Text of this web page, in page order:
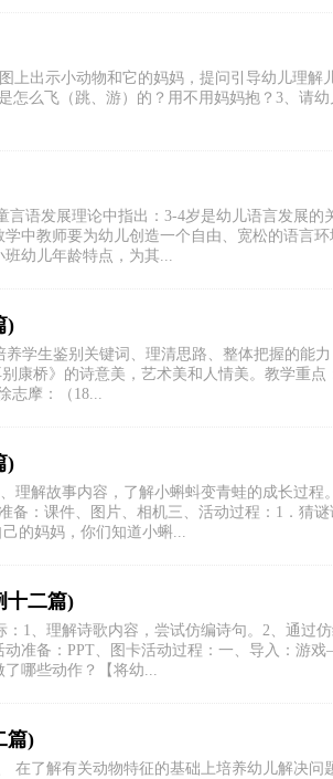
上出示小动物和它的妈妈，提问引导幼儿理解
怎么飞（跳、游）的？用不用妈妈抱？3、请
言语发展理论中指出：3-4岁是幼儿语言发展
中教师要为幼儿创造一个自由、宽松的语言
幼儿年龄特点，为其...
)
学生鉴别关键词、理清思路、整体把握的能
康桥》的诗意美，艺术美和人情美。教学重
志摩：（18...
)
理解故事内容，了解小蝌蚪变青蛙的成长过程
备：课件、图片、相机三、活动过程：1．猜
的妈妈，你们知道小蝌...
十二篇)
1、理解诗歌内容，尝试仿编诗句。2、通过
准备：PPT、图卡活动过程：一、导入：游
哪些动作？【将幼...
篇)
在了解有关动物特征的基础上培养幼儿解决